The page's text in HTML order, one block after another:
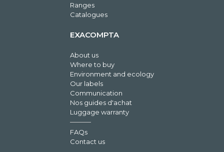
Ranges
Catalogues
EXACOMPTA
About us
Where to buy
Environment and ecology
Our labels
Communication
Nos guides d'achat
Luggage warranty
FAQs
Contact us